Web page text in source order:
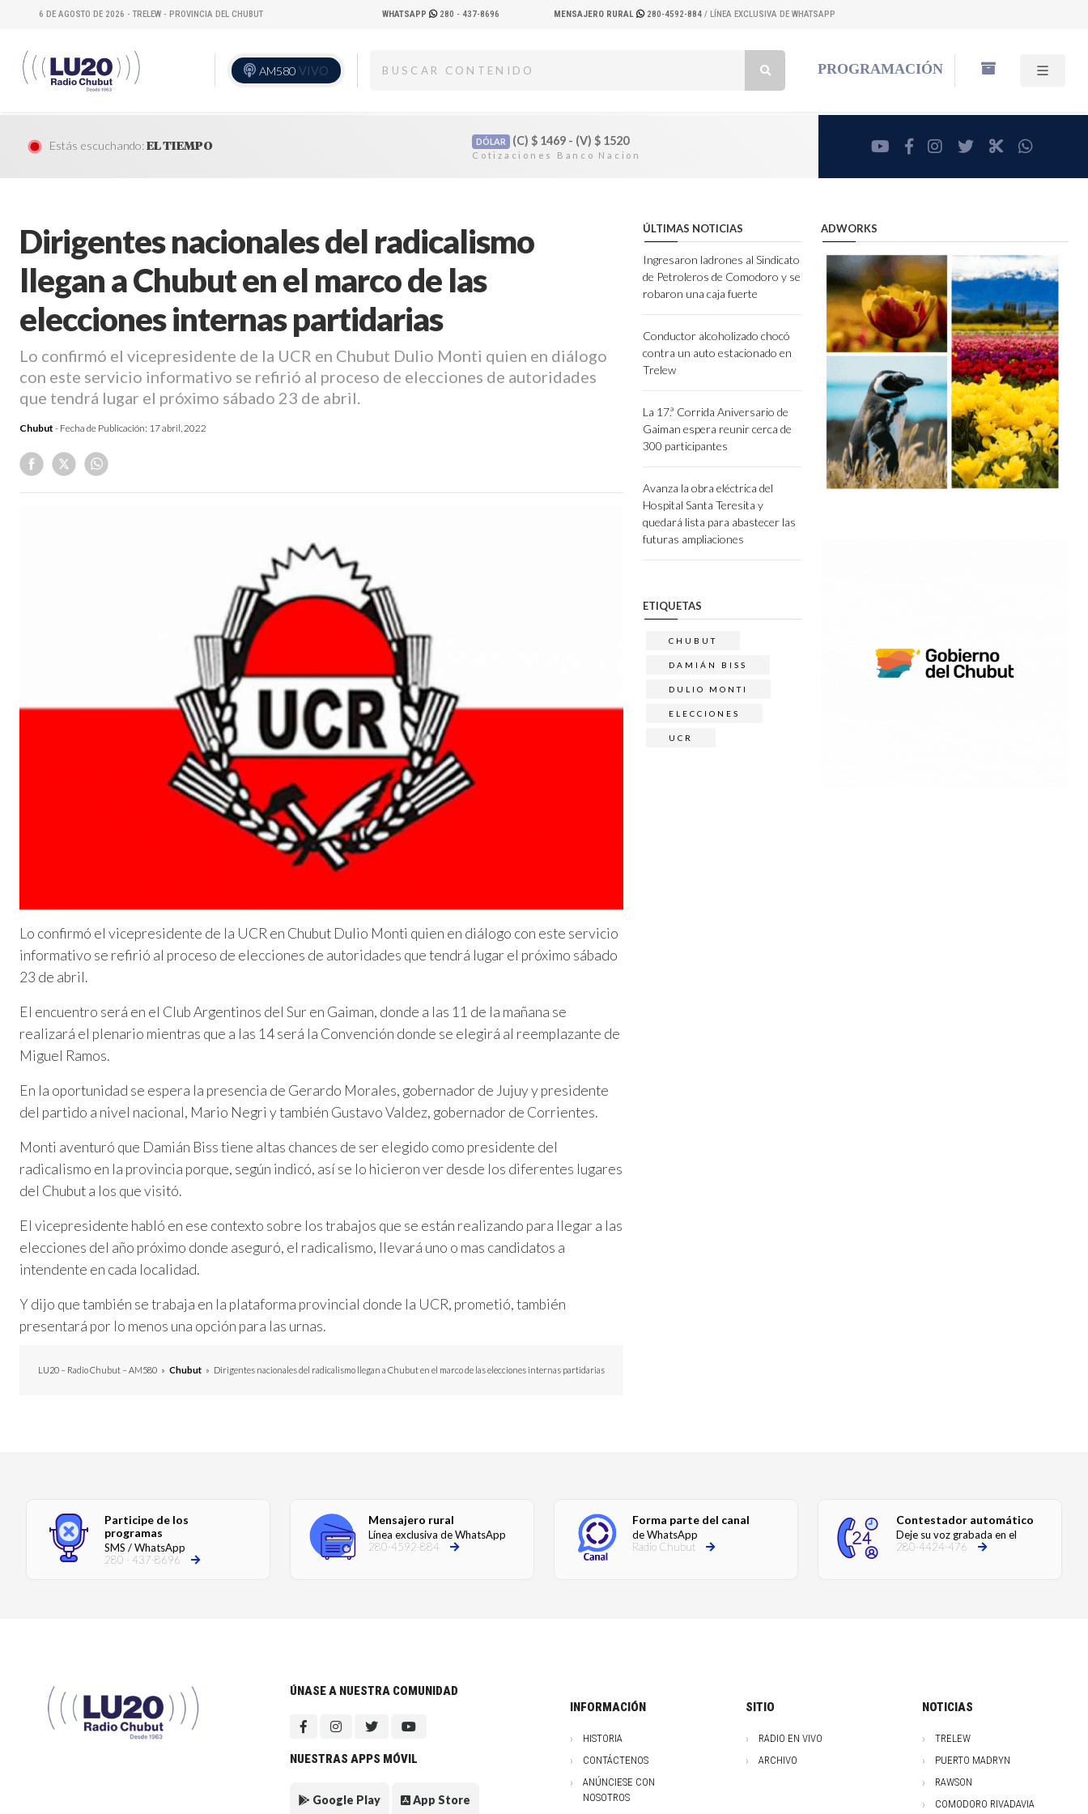
6 DE AGOSTO DE 2026 - TRELEW - PROVINCIA DEL CHUBUT WHATSAPP 280 - 437-8696 MENSAJERO RURAL 280-4592-884 / LÍNEA EXCLUSIVA DE WHATSAPP
AM580 VIVO PROGRAMACIÓN
Estás escuchando:EL TIEMPO DÓLAR (C) $1469 - (V) $1520 youtubefacebookinstagram
twitterRadioCut
Dirigentes nacionales del radicalismo
llegan a Chubut en el marco de las
elecciones internas partidarias
Lo confirmó el vicepresidente de la UCR en Chubut Dulio Monti quien en diálogo
con este servicio informativo se refirió al proceso de elecciones de autoridades
que tendrá lugar el próximo sábado 23 de abril.
Chubut - Fecha de Publicación: 17 abril, 2022
Lo confirmó el vicepresidente de la UCR en Chubut Dulio Monti quien en diálogo con este servicio
informativo se refirió al proceso de elecciones de autoridades que tendrá lugar el próximo sábado
23 de abril.
El encuentro será en el Club Argentinos del Sur en Gaiman, donde a las 11 de la mañana se
realizará el plenario mientras que a las 14 será la Convención donde se elegirá al reemplazante de
Miguel Ramos.
En la oportunidad se espera la presencia de Gerardo Morales, gobernador de Jujuy y presidente
del partido a nivel nacional, Mario Negri y también Gustavo Valdez, gobernador de Corrientes.
Monti aventuró que Damián Biss tiene altas chances de ser elegido como presidente del
radicalismo en la provincia porque, según indicó, así se lo hicieron ver desde los diferentes lugares
del Chubut a los que visitó.
El vicepresidente habló en ese contexto sobre los trabajos que se están realizando para llegar a las
elecciones del año próximo donde aseguró, el radicalismo, llevará uno o mas candidatos a
intendente en cada localidad.
Y dijo que también se trabaja en la plataforma provincial donde la UCR, prometió, también
presentará por lo menos una opción para las urnas.
LU20 – Radio Chubut – AM580 » Chubut » Dirigentes nacionales del radicalismo llegan a Chubut en el marco de las elecciones internas partidarias
ÚLTIMAS NOTICIAS
Ingresaron ladrones al Sindicato
de Petroleros de Comodoro y se
robaron una caja fuerte
Conductor alcoholizado chocó
contra un auto estacionado en
Trelew
La 17.ª Corrida Aniversario de
Gaiman espera reunir cerca de
300 participantes
Avanza la obra eléctrica del
Hospital Santa Teresita y
quedará lista para abastecer las
futuras ampliaciones
ETIQUETAS
CHUBUT
DAMIÁN BISS
DULIO MONTI
ELECCIONES
UCR
ADWORKS
Participe de los
programas
SMS / WhatsApp
280 - 437-8696
Mensajero rural
Línea exclusiva de WhatsApp
280-4592-884
Forma parte del canal
de WhatsApp
Radio Chubut
Contestador automático
Deje su voz grabada en el
280-4424-476
ÚNASE A NUESTRA COMUNIDAD
NUESTRAS APPS MÓVIL
Google Play App Store
INFORMACIÓN
HISTORIA
CONTÁCTENOS
ANÚNCIESE CON
NOSOTROS
SITIO
RADIO EN VIVO
ARCHIVO
NOTICIAS
TRELEW
PUERTO MADRYN
RAWSON
COMODORO RIVADAVIA